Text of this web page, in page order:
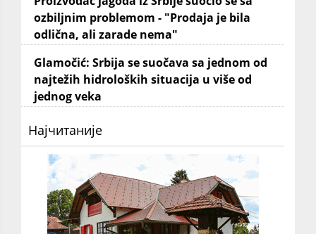
ozbiljnim problemom - "Prodaja je bila
odlična, ali zarade nema"
Glamočić: Srbija se suočava sa jednom od
najtežih hidroloških situacija u više od
jednog veka
Најчитаније